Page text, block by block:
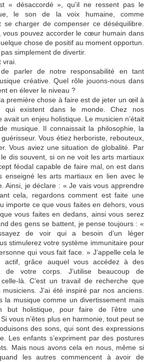
« désaccordé », qu’il ne ressent pas le
le son de la voix humaine, comme
se charger de compenser ce déséquilibre.
vous pouvez accorder le cœur humain dans
chose de positif au moment opportun.
simplement de divertir.
vrai.
parler de notre responsabilité en tant
créative. Quel rôle jouons-nous dans
en élever le niveau ?
première chose à faire est de jeter un œil à
qui existent dans le monde. Chez nos
avait un enjeu holistique. Le musicien n’était
musique. Il connaissait la philosophie, la
Vous étiez herboriste, rebouteux,
Vous aviez une situation de globalité. Par
dis souvent, si on ne voit les arts martiaux
féodal capable de faire mal, on est dans
enseigné les arts martiaux en lien avec le
Ainsi, je déclare : « Je vais vous apprendre
cela, regardons comment est faite une
importe ce que vous faites en dehors, vous
vous faites en dedans, ainsi vous serez
des gens se battent, je pense toujours : «
de voir qui a besoin d’un léger
stimulerez votre système immunitaire pour
qui vous fait face. » J’appelle cela le
actif, grâce auquel vous accédez à des
de votre corps. J’utilise beaucoup de
là. C’est un travail de recherche que
musiciens. J’ai été inspiré par nos anciens.
la musique comme un divertissement mais
but holistique, pour faire de l’être une
vous n’êtes plus en harmonie, tout peut se
des sons, qui sont des expressions
Les enfants s’expriment par des postures
Mais nous avons cela en nous, même si
les autres commencent à avoir de